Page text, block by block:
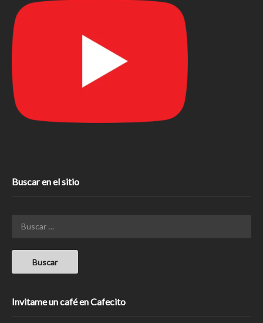
Buscar en el sitio
Invitame un café en Cafecito